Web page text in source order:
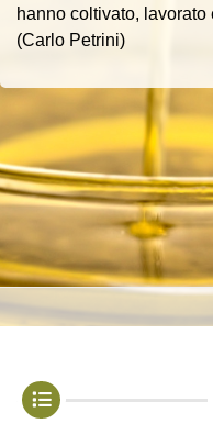
hanno coltivato,
(Carlo Petrini)